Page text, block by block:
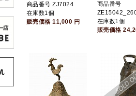
商品番号 ZJ7024
在庫数1個
販売価格11,000 円
商品番号
在庫数1個
販売価格